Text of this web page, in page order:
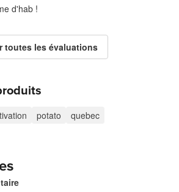
d'hab !
toutes les évaluations
potato quebec